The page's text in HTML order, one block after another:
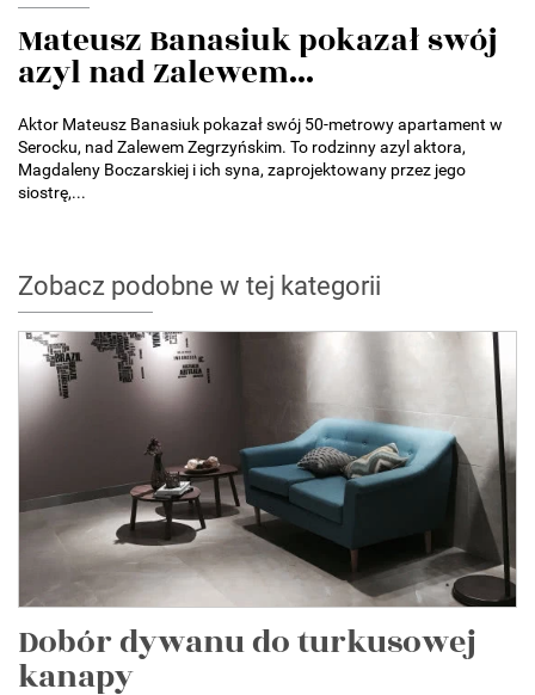
Mateusz Banasiuk pokazał swój
azyl nad Zalewem...
Aktor Mateusz Banasiuk pokazał swój 50-metrowy apartament w
Serocku, nad Zalewem Zegrzyńskim. To rodzinny azyl aktora,
Magdaleny Boczarskiej i ich syna, zaprojektowany przez jego
siostrę,...
Zobacz podobne w tej kategorii
Dobór dywanu do turkusowej
kanapy